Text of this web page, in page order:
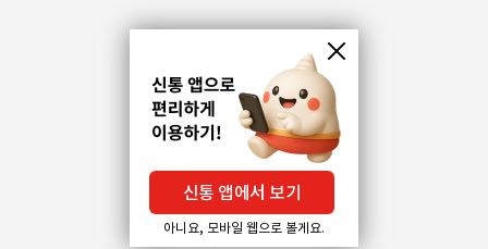
신통 앱에서 보기
아니요, 모바일 웹으로 볼게요.